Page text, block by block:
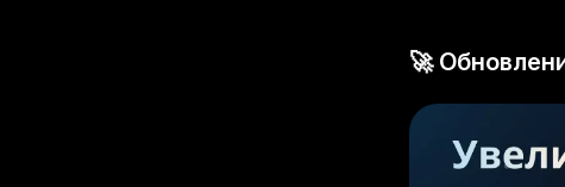
🚀